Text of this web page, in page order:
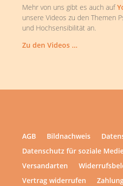
Mehr von uns gibt es auch auf
unsere Videos zu den Themen
und Hochsensibilität an.
Zu den Videos …
AGB Bildnachweis
Datenschutz für soziale
Versandarten
Vertrag widerrufen